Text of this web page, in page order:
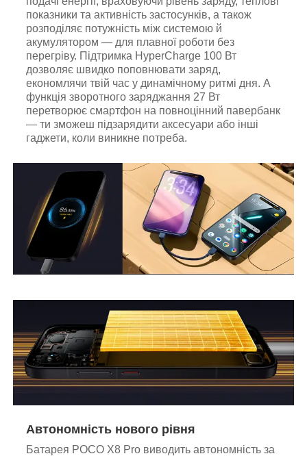
показники та активність застосунків, а також
розподіляє потужність між системою й
акумулятором — для плавної роботи без
перегріву. Підтримка HyperCharge 100 Вт
дозволяє швидко поповнювати заряд,
економлячи твій час у динамічному ритмі дня. А
функція зворотного заряджання 27 Вт
перетворює смартфон на повноцінний павербанк
— ти зможеш підзарядити аксесуари або інші
гаджети, коли виникне потреба.
Автономність нового рівня
Батарея POCO X8 Pro виводить автономність за